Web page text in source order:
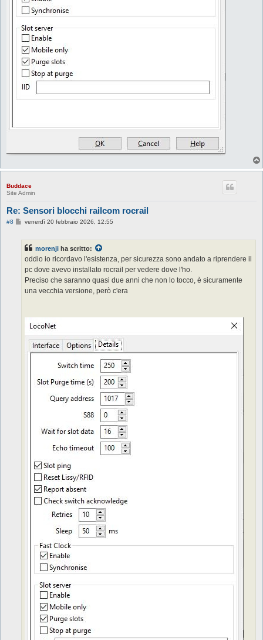
Buddace
Site Admin
Re: Sensori blocchi railcom rocrail
#8
M
a
g
g
o
venerdì 20 febbraio 2026, 12:55
morenji ha scritto:
oddio io ricordavo l'esistenza, per sicurezza sono andato a riprendere il
pc dove avevo installato rocrail per vedere dove l'ho.
Preciso che saranno quasi due anni che non lo tocco, è sicuramente
una vecchia versione, però c'era